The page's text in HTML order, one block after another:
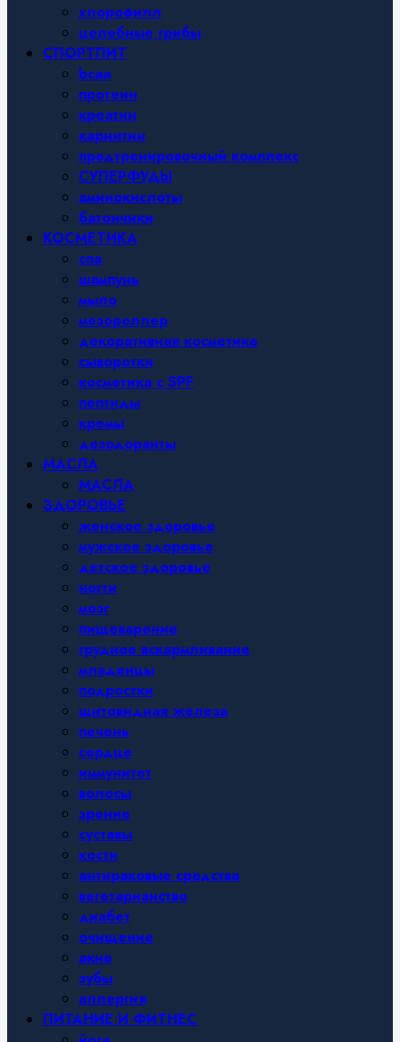
хлорофилл
целебные грибы
СПОРТПИТ
bcaa
протеин
креатин
карнитин
предтренировочный комплекс
СУПЕРФУДЫ
аминокислоты
батончики
КОСМЕТИКА
спа
шампунь
мыло
мезороллер
декоративная косметика
сыворотки
косметика с SPF
пептиды
кремы
дезодоранты
МАСЛА
МАСЛА
ЗДОРОВЬЕ
женское здоровье
мужское здоровье
детское здоровье
ногти
мозг
пищеварение
грудное вскармливание
младенцы
подростки
щитовидная железа
печень
сердце
иммунитет
волосы
зрение
суставы
кости
антираковые средства
вегетарианство
диабет
очищение
акне
зубы
аллергия
ПИТАНИЕ И ФИТНЕС